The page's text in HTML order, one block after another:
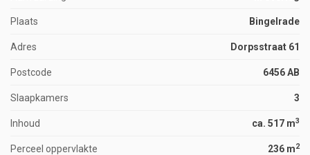
Plaats Bingelrade
Adres Dorpsstraat 61
Postcode 6456 AB
Slaapkamers 3
Inhoud ca. 517 m3
Perceel oppervlakte 236 m2